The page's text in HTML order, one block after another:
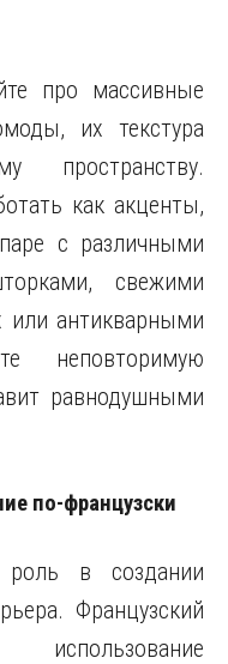
про массивные
их текстура
пространству.
как акценты,
с различными
свежими
или антикварными
неповторимую
равнодушными
по-французски
роль в создании
Французский